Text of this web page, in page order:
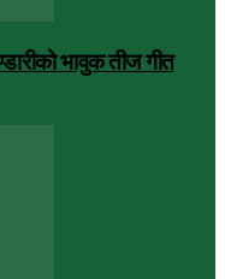
भावुक तीज गीत